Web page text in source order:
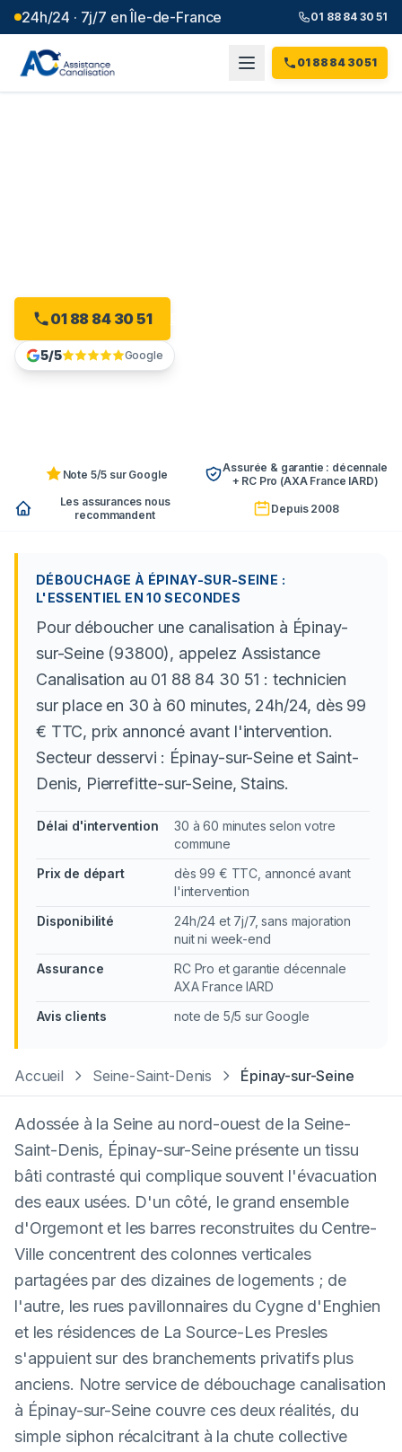
24h/24 · 7j/7 en Île-de-France 01 88 84 30 51
01 88 84 30 51
01 88 84 30 51
5/5 Google
Note 5/5 sur Google
Assurée & garantie : décennale
+ RC Pro (AXA France IARD)
Les assurances nous
recommandent
Depuis 2008
DÉBOUCHAGE À ÉPINAY-SUR-SEINE :
L'ESSENTIEL EN 10 SECONDES
Pour déboucher une canalisation à Épinay-
sur-Seine (93800), appelez Assistance
Canalisation au 01 88 84 30 51 : technicien
sur place en 30 à 60 minutes, 24h/24, dès 99
€ TTC, prix annoncé avant l'intervention.
Secteur desservi : Épinay-sur-Seine et Saint-
Denis, Pierrefitte-sur-Seine, Stains.
Délai d'intervention
30 à 60 minutes selon votre
commune
Prix de départ
dès 99 € TTC, annoncé avant
l'intervention
Disponibilité
24h/24 et 7j/7, sans majoration
nuit ni week-end
Assurance
RC Pro et garantie décennale
AXA France IARD
Avis clients
note de 5/5 sur Google
Accueil Seine-Saint-Denis Épinay-sur-Seine
Adossée à la Seine au nord-ouest de la Seine-
Saint-Denis, Épinay-sur-Seine présente un tissu
bâti contrasté qui complique souvent l'évacuation
des eaux usées. D'un côté, le grand ensemble
d'Orgemont et les barres reconstruites du Centre-
Ville concentrent des colonnes verticales
partagées par des dizaines de logements ; de
l'autre, les rues pavillonnaires du Cygne d'Enghien
et les résidences de La Source-Les Presles
s'appuient sur des branchements privatifs plus
anciens. Notre service de débouchage canalisation
à Épinay-sur-Seine couvre ces deux réalités, du
simple siphon récalcitrant à la chute collective